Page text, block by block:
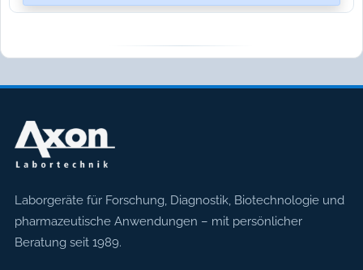
Axon Labortechnik
Laborgeräte für Forschung, Diagnostik, Biotechnologie und
pharmazeutische Anwendungen – mit persönlicher
Beratung seit 1989.